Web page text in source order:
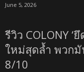
June 5, 2026
รีวิว COLONY
ใหม่สุดล้ำ พวก
8/10